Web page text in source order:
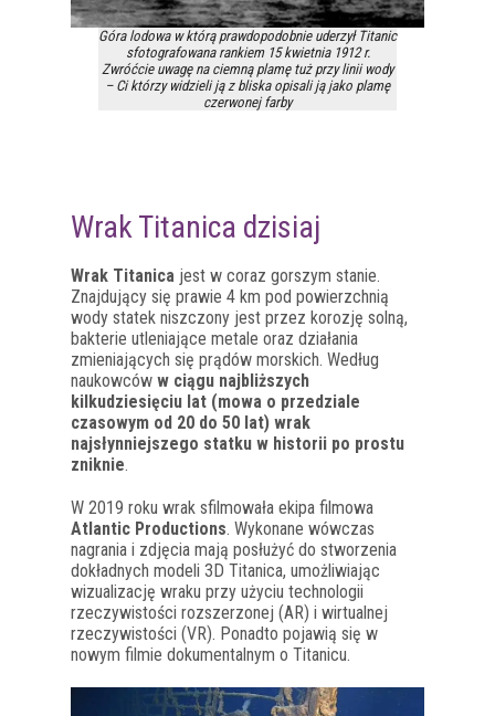
Góra lodowa w którą prawdopodobnie uderzył Titanic
sfotografowana rankiem 15 kwietnia 1912 r.
Zwróćcie uwagę na ciemną plamę tuż przy linii wody
– Ci którzy widzieli ją z bliska opisali ją jako plamę
czerwonej farby
Wrak Titanica dzisiaj
Wrak Titanica jest w coraz gorszym stanie.
Znajdujący się prawie 4 km pod powierzchnią
wody statek niszczony jest przez korozję solną,
bakterie utleniające metale oraz działania
zmieniających się prądów morskich. Według
naukowców w ciągu najbliższych
kilkudziesięciu lat (mowa o przedziale
czasowym od 20 do 50 lat) wrak
najsłynniejszego statku w historii po prostu
zniknie.
W 2019 roku wrak sfilmowała ekipa filmowa
Atlantic Productions. Wykonane wówczas
nagrania i zdjęcia mają posłużyć do stworzenia
dokładnych modeli 3D Titanica, umożliwiając
wizualizację wraku przy użyciu technologii
rzeczywistości rozszerzonej (AR) i wirtualnej
rzeczywistości (VR). Ponadto pojawią się w
nowym filmie dokumentalnym o Titanicu.